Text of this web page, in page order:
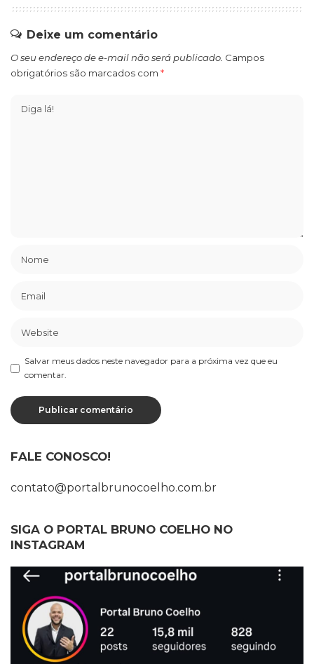
Deixe um comentário
O seu endereço de e-mail não será publicado. Campos
obrigatórios são marcados com *
Salvar meus dados neste navegador para a próxima vez que eu
comentar.
FALE CONOSCO!
contato@portalbrunocoelho.com.br
SIGA O PORTAL BRUNO COELHO NO
INSTAGRAM